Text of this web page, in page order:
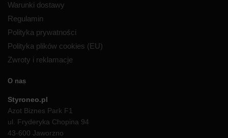
Warunki dostawy
Regulamin
Polityka prywatności
Polityka plików cookies (EU)
Zwroty i reklamacje
O nas
Styroneo.pl
Azot Biznes Park F1
ul. Fryderyka Chopina 94
43-600 Jaworzno